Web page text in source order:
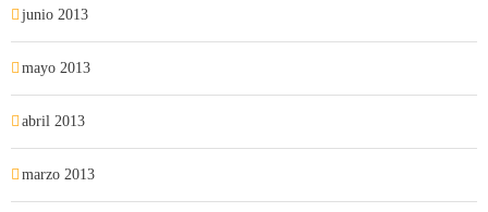
junio 2013
mayo 2013
abril 2013
marzo 2013